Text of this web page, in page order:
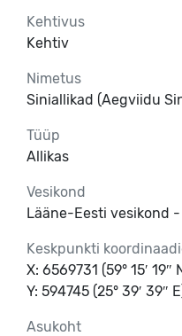
Kehtivus
Kehtiv
Nimetus
Siniallikad (Aegviidu
Tüüp
Allikas
Vesikond
Lääne-Eesti vesikond
Keskpunkti
X: 6569731 (59° 15′ 19″
Y: 594745 (25° 39′ 39″
Asukoht